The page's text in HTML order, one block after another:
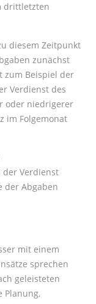
drittletzten
diesem Zeitpunkt
zunächst
zum Beispiel der
Verdienst des
oder niedrigerer
im Folgemonat
der Verdienst
der Abgaben
mit einem
sprechen
geleisteten
Planung,